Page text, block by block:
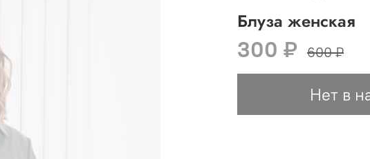
Блуза женская
300 ₽ 600 ₽
Нет в